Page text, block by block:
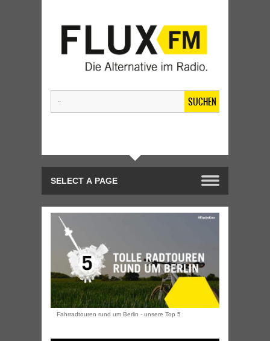
SUCHEN
Fahrradtouren rund um Berlin - unsere Top 5